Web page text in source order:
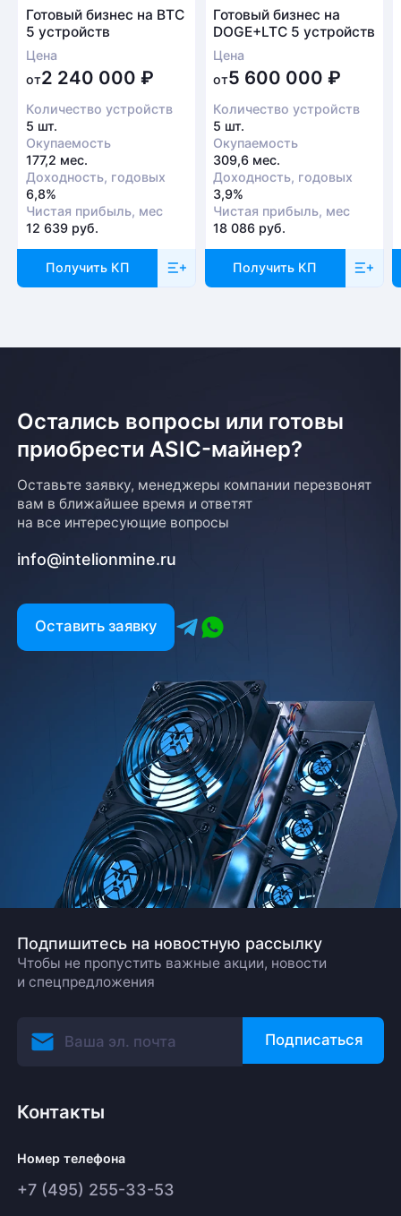
Безналичный расчет
Это единственный способ оплаты в случае, если
заказ оформляется на юридическое лицо.
При получении заказа необходимо иметь при себе
доверенность от организации-заказчика и паспорт
для удостоверения личности
Доставка
Отправка товара осуществляется с понедельника
по пятницу с 10-00 до 19-00. При получении товара
Для того, чтобы оформить возврат товара, клиенту
необходимо связаться с менеджером, который
в соответствии с регламентом Компании после
Есть вопрос?
Заполните форму и мы свяжемся с вами в
Заказать звонок
Готовый бизнес на BTC
5 устройств
Цена
от2 240 000 ₽
Количество устройств
5 шт.
Окупаемость
177,2 мес.
Доходность, годовых
6,8%
Чистая прибыль, мес
12 639 руб.
Получить КП
Готовый бизнес на
DOGE+LTC 5 устройств
Цена
от5 600 000₽
Количество устройств
5 шт.
Окупаемость
309,6 мес.
Доходность, годовых
3,9%
Чистая прибыль, мес
18 086 руб.
Получить КП
Остались вопросы или готовы
приобрести ASIC-майнер?
Оставьте заявку, менеджеры компании перезвонят
вам в ближайшее время и ответят
на все интересующие вопросы
info@intelionmine.ru
Оставить заявку
Подпишитесь на новостную рассылку
Чтобы не пропустить важные акции, новости
и спецпредложения
Подписаться
Контакты
Номер телефона
+7 (495) 255-33-53